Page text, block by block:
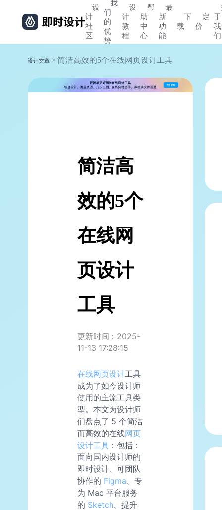
设
计
社
区
我
们
的
优
势
设
计
教
程
帮
助
中
心
最
新
功
能
下
载
定
价
于
我
们
设计文章 > 简洁高效的5个在线网页设计工具
简洁高
效的5个
在线网
页设计
工具
更新时间：2025-
11-13 17:28:15
在线网页设计工具
成为了如今设计师
使用的主流工具类
型。本文为设计师
们盘点了 5 个简洁
而高效的在线网页
设计工具 ：包括：
面向国内设计师的
即时设计、可团队
协作的 Figma、专
为 Mac 平台服务
的 Sketch、提升